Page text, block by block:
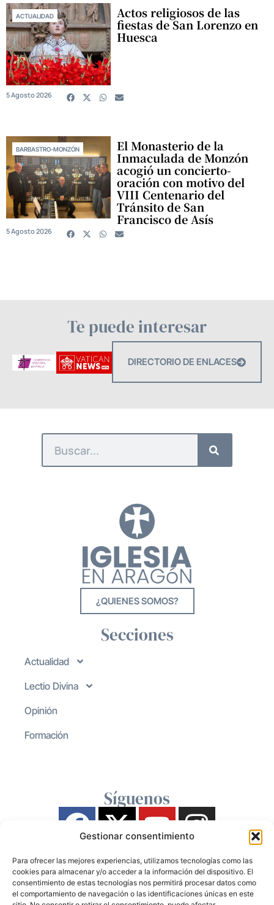
Gestionar consentimiento
Para ofrecer las mejores experiencias, utilizamos tecnologías como las
cookies para almacenar y/o acceder a la información del dispositivo. El
consentimiento de estas tecnologías nos permitirá procesar datos como
el comportamiento de navegación o las identificaciones únicas en este
ACTUALIDAD Actos religiosos de las
fiestas de San Lorenzo en
Huesca
5 Agosto 2026
BARBASTRO-MONZÓN El Monasterio de la
Inmaculada de Monzón
acogió un concierto-
oración con motivo del
VIII Centenario del
Tránsito de San
Francisco de Asís
5 Agosto 2026
Te puede interesar
DIRECTORIO DE ENLACES
¿QUIENES SOMOS?
Secciones
Actualidad
Lectio Divina
Opinión
Formación
Síguenos